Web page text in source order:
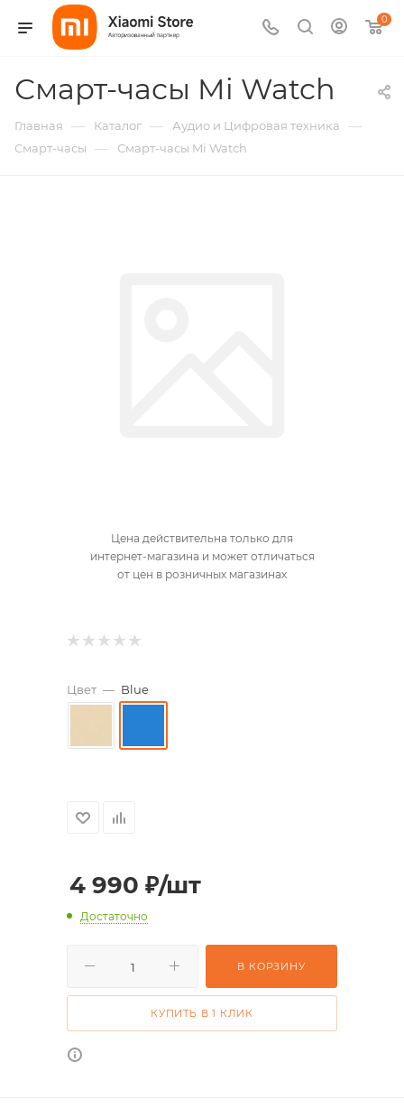
0
Смарт-часы Mi Watch
Главная — Каталог — Аудио и Цифровая техника —
Смарт-часы — Смарт-часы Mi Watch
Цена действительна только для
интернет-магазина и может отличаться
от цен в розничных магазинах
Цвет — Blue
4 990 ₽/шт
Достаточно
В КОРЗИНУ
КУПИТЬ В 1 КЛИК